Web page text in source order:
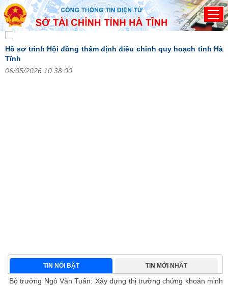
Hồ sơ trình Hội đồng thẩm định điều chỉnh quy hoạch tỉnh Hà
Tĩnh
06/05/2026 10:38:00
TIN NỔI BẬT TIN MỚI NHẤT
Bộ trưởng Ngô Văn Tuấn: Xây dựng thị trường chứng khoán minh
Đã kết nối EMC